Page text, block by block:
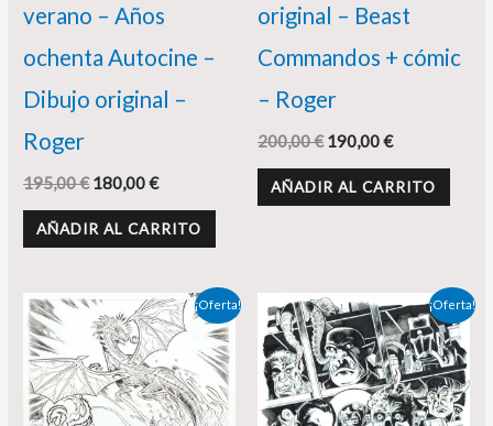
verano – Años
ochenta Autocine –
Dibujo original –
Roger
195,00€ 180,00€
AÑADIR AL CARRITO
original – Beast
Commandos + cómic
– Roger
200,00€ 190,00€
AÑADIR AL CARRITO
¡Oferta!
El
precio
original
era:
190,00 €.
El
precio
actual
es:
175,00 €.
¡Oferta!
El
precio
original
era:
260,00 €.
El
precio
actual
es:
230,00 €.